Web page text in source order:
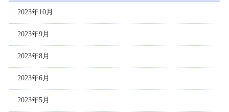
2023年10月
2023年9月
2023年8月
2023年6月
2023年5月